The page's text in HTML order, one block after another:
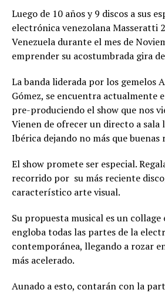
Luego de 10 años y 9 discos a sus
electrónica venezolana Masseratti
Venezuela durante el mes de
emprender su acostumbrada gira
La banda liderada por los gemelos
Gómez, se encuentra actualmente
pre-produciendo el show que nos
Vienen de ofrecer un directo a sala
Ibérica dejando no más que buenas
El show promete ser especial.
recorrido por su más reciente
característico arte visual.
Su propuesta musical es un
engloba todas las partes de la
contemporánea, llegando a rozar
más acelerado.
Aunado a esto, contarán con la